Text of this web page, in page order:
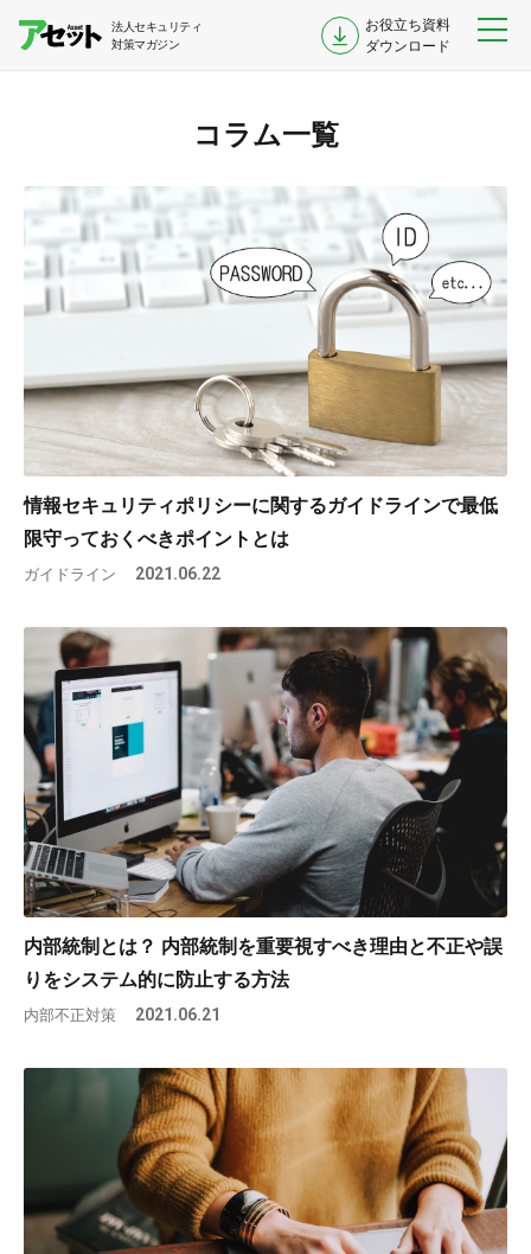
法人セキュリティ
対策マガジン
お役立ち資料
ダウンロード
コラム一覧
情報セキュリティポリシーに関するガイドラインで最低
限守っておくべきポイントとは
ガイドライン 2021.06.22
内部統制とは？ 内部統制を重要視すべき理由と不正や誤
りをシステム的に防止する方法
内部不正対策 2021.06.21